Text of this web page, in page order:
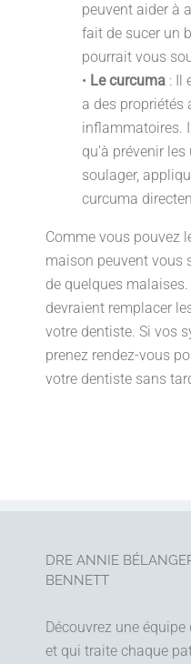
peuvent aider à
fait de sucer un
pourrait vous
• Le curcuma : Il
a des propriétés
inflammatoires.
qu’à prévenir
soulager,
curcuma
Comme vous pouvez
maison peuvent vous
de quelques
devraient remplacer
votre dentiste. Si vos
prenez rendez-vous
votre dentiste sans
DRE ANNIE
BENNETT
Découvrez une équipe
et qui traite chaque